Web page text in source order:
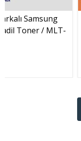
Samsung
Toner / MLT-